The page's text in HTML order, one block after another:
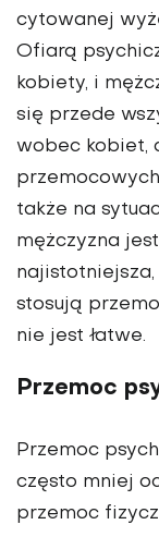
cytowanej
Ofiarą
kobiety, i
się przede
wobec kobiet,
także na
mężczyzna
stosują
nie jest łatwe.
Przemoc
Przemoc
często mniej
przemoc